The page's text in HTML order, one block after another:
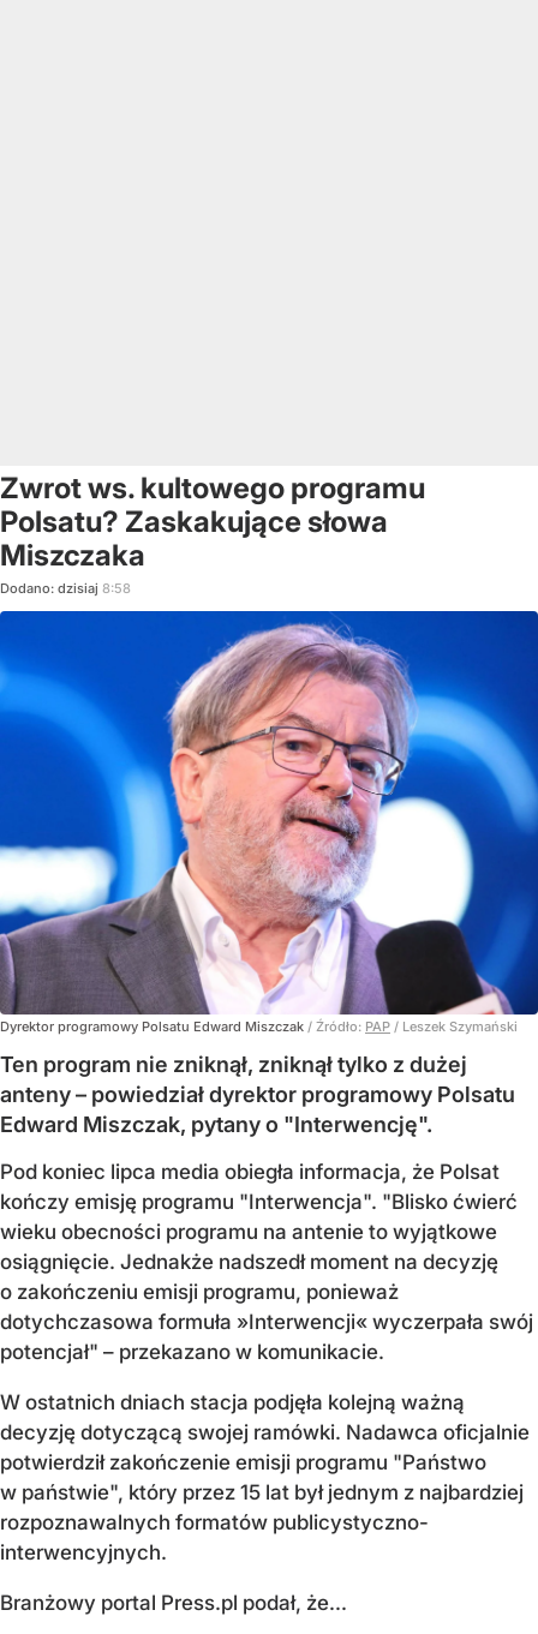
Zwrot ws. kultowego programu
Polsatu? Zaskakujące słowa
Miszczaka
Dodano: dzisiaj 8:58
Dyrektor programowy Polsatu Edward Miszczak / Źródło: PAP / Leszek Szymański
Ten program nie zniknął, zniknął tylko z dużej
anteny – powiedział dyrektor programowy Polsatu
Edward Miszczak, pytany o "Interwencję".
Pod koniec lipca media obiegła informacja, że Polsat
kończy emisję programu "Interwencja". "Blisko ćwierć
wieku obecności programu na antenie to wyjątkowe
osiągnięcie. Jednakże nadszedł moment na decyzję
o zakończeniu emisji programu, ponieważ
dotychczasowa formuła »Interwencji« wyczerpała swój
potencjał" – przekazano w komunikacie.
W ostatnich dniach stacja podjęła kolejną ważną
decyzję dotyczącą swojej ramówki. Nadawca oficjalnie
potwierdził zakończenie emisji programu "Państwo
w państwie", który przez 15 lat był jednym z najbardziej
rozpoznawalnych formatów publicystyczno-
interwencyjnych.
Branżowy portal Press.pl podał, że...